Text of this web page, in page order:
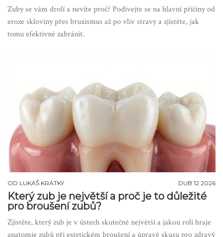
Zuby se vám drolí a nevíte proč? Podívejte se na hlavní příčiny od
eroze skloviny přes bruxismus až po vliv stravy a zjistěte, jak
tomu efektivně zabránit.
OD LUKÁŠ KRÁTKÝ DUB 12 2026
Který zub je největší a proč je to důležité
pro broušení zubů?
Zjistěte, který zub je v ústech skutečně největší a jakou roli hraje
anatomie zubů při estetickém broušení a úpravě skusu pro zdravý